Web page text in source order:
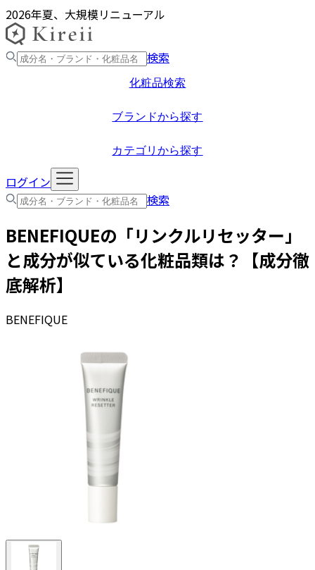
2026年夏、大規模リニューアル
検索
化粧品検索
ブランドから探す
カテゴリから探す
ログイン
検索
BENEFIQUEの「リンクルリセッター 」
と成分が似ている化粧品類は？【成分徹
底解析】
BENEFIQUE